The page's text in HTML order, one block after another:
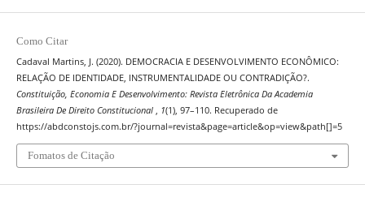
Como Citar
Cadaval Martins, J. (2020). DEMOCRACIA E DESENVOLVIMENTO ECONÔMICO:
RELAÇÃO DE IDENTIDADE, INSTRUMENTALIDADE OU CONTRADIÇÃO?.
Constituição, Economia E Desenvolvimento: Revista Eletrônica Da Academia
Brasileira De Direito Constitucional , 1(1), 97–110. Recuperado de
https://abdconstojs.com.br/?journal=revista&page=article&op=view&path[]=5
Fomatos de Citação